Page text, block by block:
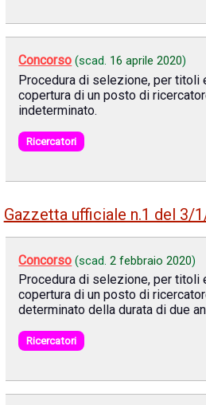
Concorso (scad. 16 aprile 2020)
Procedura di selezione, per titoli
copertura di un posto di
indeterminato.
Ricercatori
Gazzetta ufficiale n.1 del 3/
Concorso (scad.2 febbraio 2020)
Procedura di selezione, per titoli
copertura di un posto di
determinato della durata di due
Ricercatori